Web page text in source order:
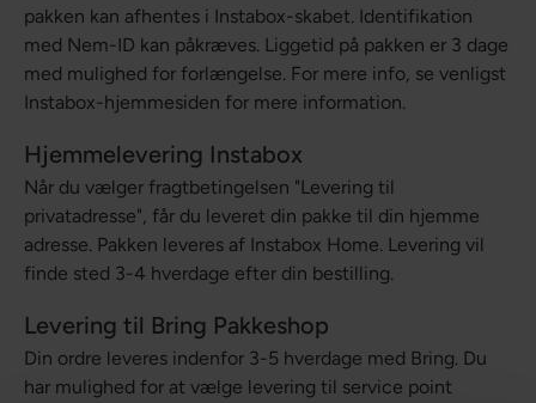
pakken kan afhentes i Instabox-skabet. Identifikation
med Nem-ID kan påkræves. Liggetid på pakken er 3 dage
med mulighed for forlængelse. For mere info, se venligst
Instabox-hjemmesiden for mere information.
Hjemmelevering Instabox
Når du vælger fragtbetingelsen "Levering til
privatadresse", får du leveret din pakke til din hjemme
adresse. Pakken leveres af Instabox Home. Levering vil
finde sted 3-4 hverdage efter din bestilling.
Levering til Bring Pakkeshop
Din ordre leveres indenfor 3-5 hverdage med Bring. Du
har mulighed for at vælge levering til service point